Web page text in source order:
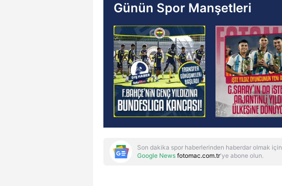
Günün Spor Manşetleri
Son dakika spor haberlerinden haberdar olmak için
Google News fotomac.com.tr'ye abone olun.